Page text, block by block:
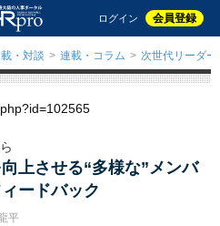
ログイン 会員登録
・対談 連載・コラム 次世代リーダ
上させる“多様な”メンバ
ードバック
平